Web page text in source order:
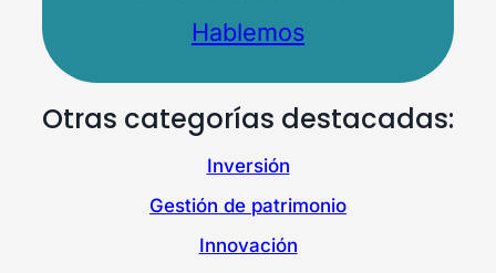
Hablemos
Otras categorías destacadas:
Inversión
Gestión de patrimonio
Innovación